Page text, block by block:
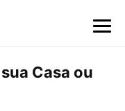
Casa ou